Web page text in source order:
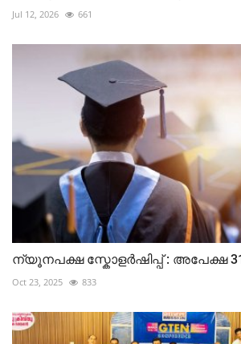
Jul 12, 2026 661
ന്യൂനപക്ഷ സ്കോളർഷിപ്പ് : അപേക്ഷ
Oct 23, 2025 833